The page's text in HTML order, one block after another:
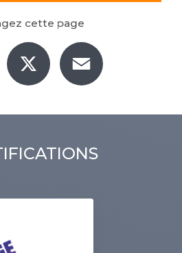
cette page
Facebook